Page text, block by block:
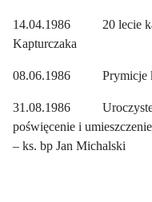
14.04.1986 20 lecie
Kapturczaka
08.06.1986 Prymicje
31.08.1986 Uroczyste
poświęcenie i
– ks. bp Jan Michalski